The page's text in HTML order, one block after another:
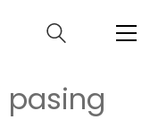
pasing